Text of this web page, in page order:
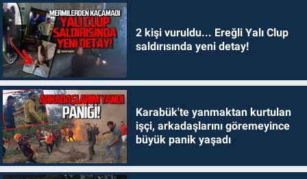
2 kişi vuruldu... Ereğli Yalı Clup
saldırısında yeni detay!
Karabük'te yanmaktan kurtulan
işçi, arkadaşlarını göremeyince
büyük panik yaşadı